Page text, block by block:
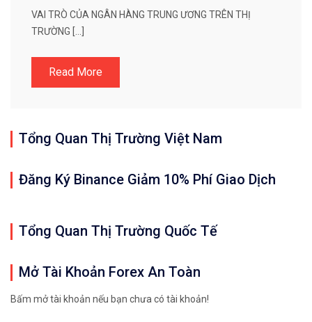
VAI TRÒ CỦA NGÂN HÀNG TRUNG ƯƠNG TRÊN THỊ
TRƯỜNG […]
Read More
Tổng Quan Thị Trường Việt Nam
Đăng Ký Binance Giảm 10% Phí Giao Dịch
Tổng Quan Thị Trường Quốc Tế
Mở Tài Khoản Forex An Toàn
Bấm mở tài khoản nếu bạn chưa có tài khoản!